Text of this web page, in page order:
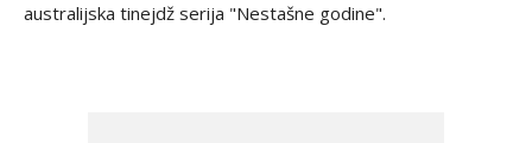
australijska tinejdž serija "Nestašne godine".